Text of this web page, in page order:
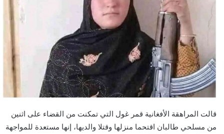
قالت المراهقة الأفغانية قمر غول التي تمكنت من القضاء على اثنين
من مسلحي طالبان اقتحما منزلها وقتلا والديها، إنها مستعدة للمواجهة